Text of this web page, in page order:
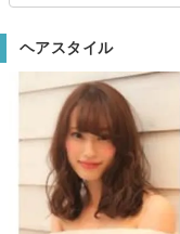
ヘアスタイル